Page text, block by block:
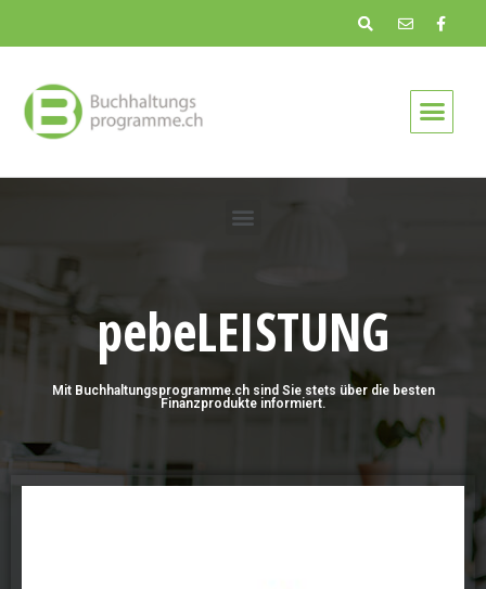
pebeLEISTUNG
Mit Buchhaltungsprogramme.ch sind Sie stets über die besten
Finanzprodukte informiert.